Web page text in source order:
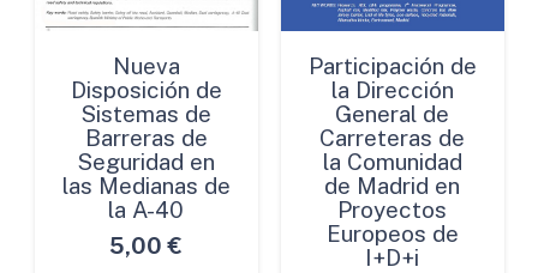
Nueva
Disposición de
Sistemas de
Barreras de
Seguridad en
las Medianas de
la A-40
5,00 €
Participación de
la Dirección
General de
Carreteras de
la Comunidad
de Madrid en
Proyectos
Europeos de
I+D+i